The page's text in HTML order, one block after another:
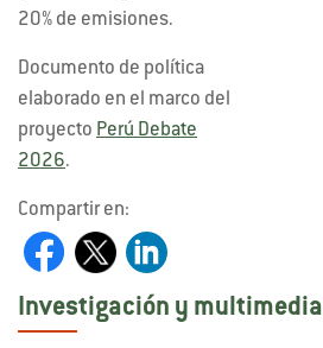
20% de emisiones.
Documento de política
elaborado en el marco del
proyecto Perú Debate
2026.
Compartir en:
Investigación y multimedia